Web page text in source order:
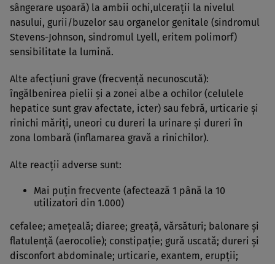
sângerare uşoară) la ambii ochi,ulceraţii la nivelul
nasului, gurii/buzelor sau organelor genitale (sindromul
Stevens-Johnson, sindromul Lyell, eritem polimorf)
sensibilitate la lumină.
Alte afecţiuni grave (frecvenţă necunoscută):
îngălbenirea pielii şi a zonei albe a ochilor (celulele
hepatice sunt grav afectate, icter) sau febră, urticarie şi
rinichi măriţi, uneori cu dureri la urinare şi dureri în
zona lombară (inflamarea gravă a rinichilor).
Alte reacţii adverse sunt:
Mai puţin frecvente (afectează 1 până la 10
utilizatori din 1.000)
cefalee; ameţeală; diaree; greaţă, vărsături; balonare şi
flatulenţă (aerocolie); constipaţie; gură uscată; dureri şi
disconfort abdominale; urticarie, exantem, erupţii;